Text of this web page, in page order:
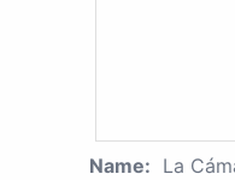
Name: La